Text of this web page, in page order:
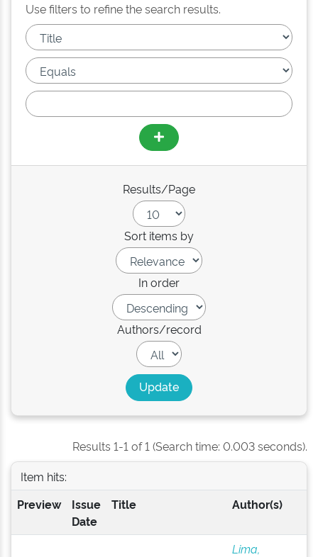
Use filters to refine the search results.
Results/Page
Sort items by
In order
Authors/record
Results 1-1 of 1 (Search time: 0.003 seconds).
Item hits:
Preview
Issue
Date
Title Author(s)
Lima,